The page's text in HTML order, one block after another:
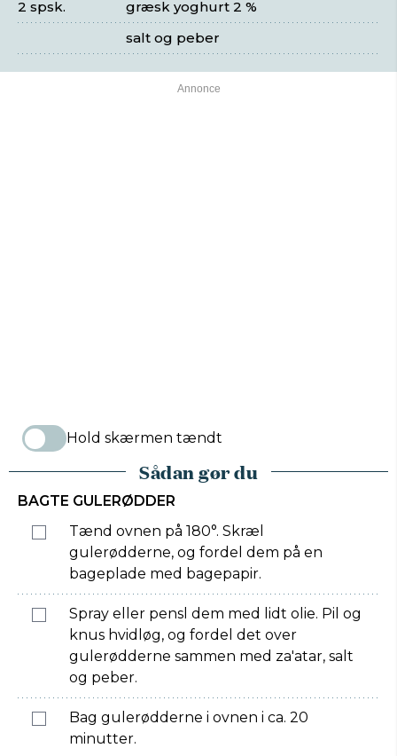
græsk yoghurt 2 %
2 spsk.
salt og peber
Hold skærmen tændt
Sådan gør du
BAGTE GULERØDDER
Tænd ovnen på 180°. Skræl
gulerødderne, og fordel dem på en
bageplade med bagepapir.
Spray eller pensl dem med lidt olie. Pil og
knus hvidløg, og fordel det over
gulerødderne sammen med za'atar, salt
og peber.
Bag gulerødderne i ovnen i ca. 20
minutter.